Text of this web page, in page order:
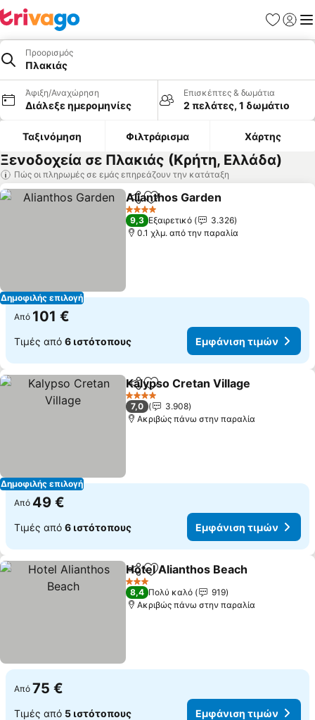
Προορισμός
Πλακιάς
Άφιξη/Αναχώρηση
Διάλεξε ημερομηνίες
Επισκέπτες & δωμάτια
2 πελάτες, 1 δωμάτιο
Ταξινόμηση Φιλτράρισμα Χάρτης
Ξενοδοχεία σε Πλακιάς (Κρήτη, Ελλάδα)
Πώς οι πληρωμές σε εμάς επηρεάζουν την κατάταξη
Δημοφιλής επιλογή
Κοινοποίηση
Προσθήκη στα αγαπημένα
Alianthos Garden
4 Αστέρια
9,3 Εξαιρετικό
3.326
0.1 χλμ. από την παραλία
Από 101 €
Τιμές από 6 ιστότοπους Εμφάνιση τιμών
Δημοφιλής επιλογή
Κοινοποίηση
Προσθήκη στα αγαπημένα
Kalypso Cretan Village
4 Αστέρια
7,0
3.908
Ακριβώς πάνω στην παραλία
Από 49 €
Τιμές από 6 ιστότοπους Εμφάνιση τιμών
Κοινοποίηση
Προσθήκη στα αγαπημένα
Hotel Alianthos Beach
3 Αστέρια
8,4 Πολύ καλό
919
Ακριβώς πάνω στην παραλία
Από 75 €
Τιμές από 5 ιστότοπους Εμφάνιση τιμών